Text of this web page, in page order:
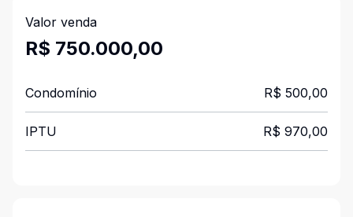
Valor venda
R$ 750.000,00
Condomínio R$ 500,00
IPTU R$ 970,00